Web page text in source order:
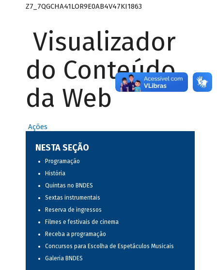
Z7_7QGCHA41LOR9E0AB4V47KI1863
Visualizador
do Conteúdo
da Web
Ações
NESTA SEÇÃO
Programação
História
Quintas no BNDES
Sextas instrumentais
Reserva de ingressos
Filmes e festivais de cinema
Receba a programação
Concursos para Escolha de Espetáculos Musicais
Galeria BNDES